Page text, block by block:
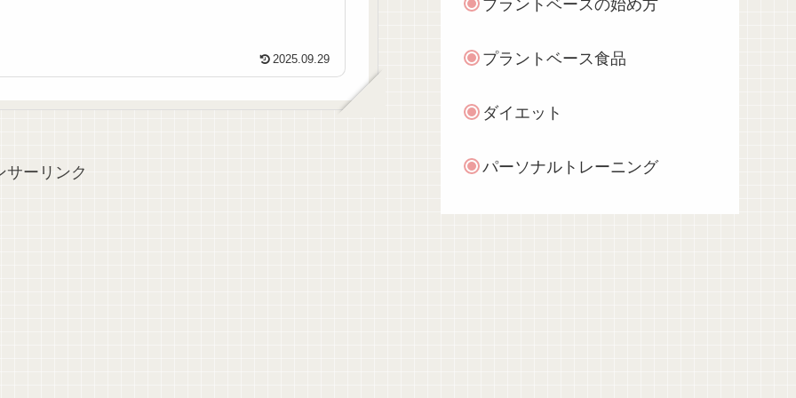
2025.09.29
サーリンク
プラントベースの始め方
プラントベース食品
ダイエット
パーソナルトレーニング